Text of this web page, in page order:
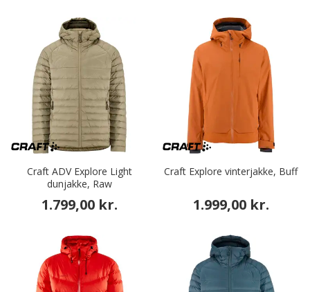
Craft ADV Explore Light
dunjakke, Raw
1.799,00 kr.
Craft Explore vinterjakke, Buff
1.999,00 kr.